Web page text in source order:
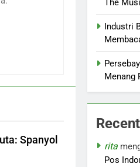
Spanyol
The
Industri
Menang
rita
Pos